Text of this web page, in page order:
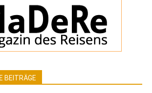
BEITRÄGE